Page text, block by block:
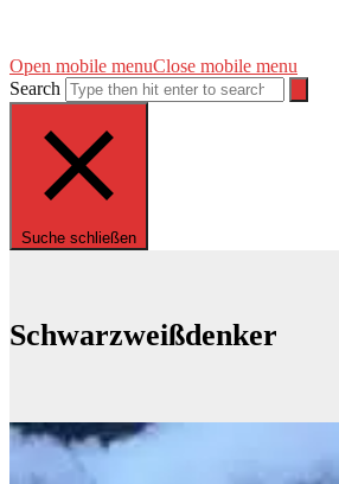
Open mobile menuClose mobile menu
Search
Suche schließen
Schwarzweißdenker